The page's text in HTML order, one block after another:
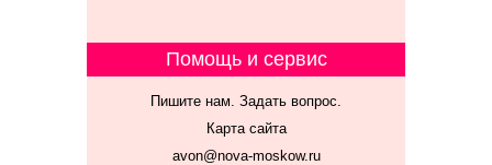
Помощь и сервис
Пишите нам. Задать вопрос.
Карта сайта
avon@nova-moskow.ru